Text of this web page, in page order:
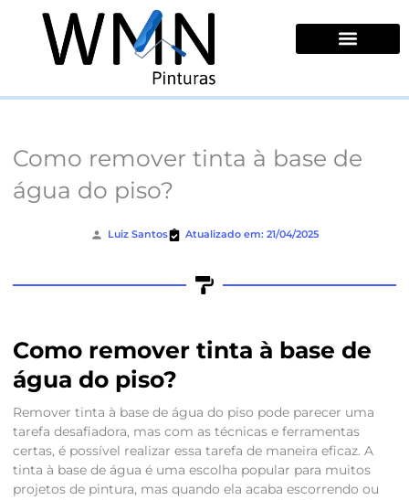
conteúdo
Como remover tinta à base de
água do piso?
Luiz Santos Atualizado em: 21/04/2025
Como remover tinta à base de
água do piso?
Remover tinta à base de água do piso pode parecer uma
tarefa desafiadora, mas com as técnicas e ferramentas
certas, é possível realizar essa tarefa de maneira eficaz. A
tinta à base de água é uma escolha popular para muitos
projetos de pintura, mas quando ela acaba escorrendo ou